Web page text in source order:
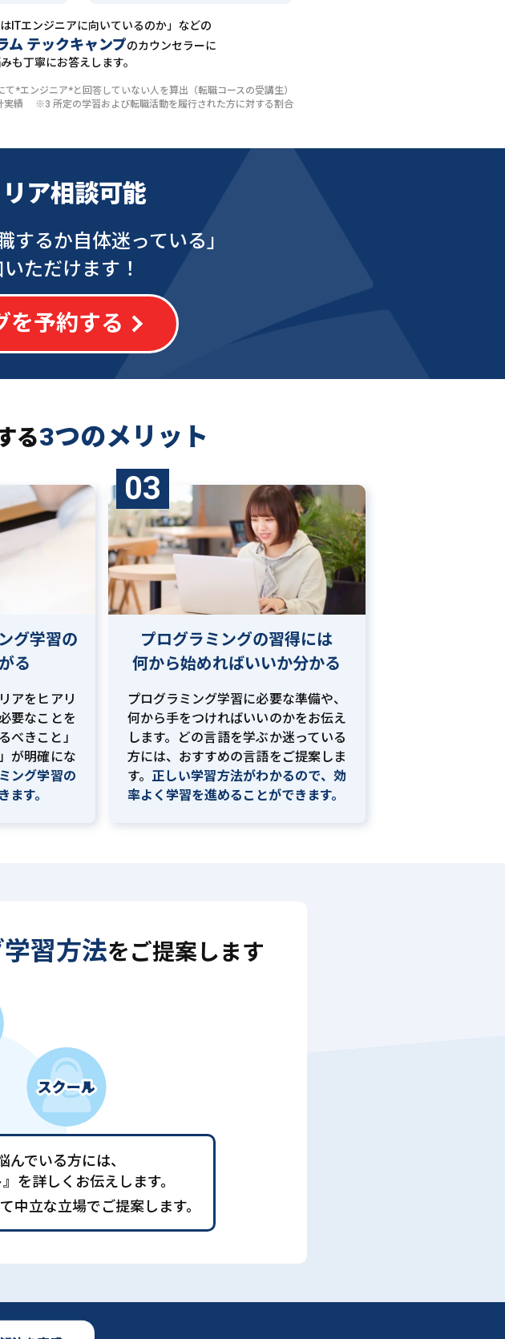
ITエンジニアに向いているのか」などの
ム テックキャンプのカウンセラーに
も丁寧にお答えします。
ンジニア*と回答していない人を算出（転職コースの受講生）
績 ※3 所定の学習および転職活動を履行された方に対する割合
ア相談可能
するか自体迷っている」
ただけます！
を予約する
る3つのメリット
グ学習の
る
アをヒアリ
要なことを
べきこと」
が明確にな
ング学習の
ます。
03
プログラミングの習得には
何から始めればいいか分かる
プログラミング学習に必要な準備や、
何から手をつければいいのかをお伝え
します。どの言語を学ぶか迷っている
方には、おすすめの言語をご提案しま
す。 正しい学習方法がわかるので、効
率よく学習を進めることができます。
習方法をご提案します
でいる方には、
を詳しくお伝えします。
中立な立場でご提案します。